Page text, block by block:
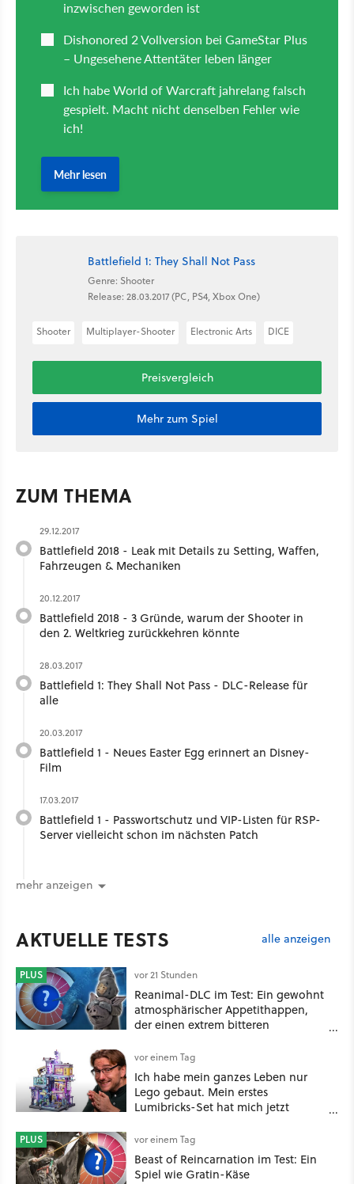
Battlefield 1: They Shall Not Pass
Genre: Shooter
Release: 28.03.2017 (PC, PS4, Xbox One)
Shooter Multiplayer-Shooter Electronic Arts DICE
Preisvergleich
Mehr zum Spiel
ZUM THEMA
29.12.2017
Battlefield 2018 - Leak mit Details zu Setting, Waffen,
Fahrzeugen & Mechaniken
20.12.2017
Battlefield 2018 - 3 Gründe, warum der Shooter in
den 2. Weltkrieg zurückkehren könnte
28.03.2017
Battlefield 1: They Shall Not Pass - DLC-Release für
alle
20.03.2017
Battlefield 1 - Neues Easter Egg erinnert an Disney-
Film
17.03.2017
Battlefield 1 - Passwortschutz und VIP-Listen für RSP-
Server vielleicht schon im nächsten Patch
mehr anzeigen
AKTUELLE TESTS alle anzeigen
PLUS vor 21 Stunden
Reanimal-DLC im Test: Ein gewohnt
atmosphärischer Appetithappen,
der einen extrem bitteren
vor einem Tag
Ich habe mein ganzes Leben nur
Lego gebaut. Mein erstes
Lumibricks-Set hat mich jetzt
Stack im Test
PLUS vor einem Tag
Beast of Reincarnation im Test: Ein
Spiel wie Gratin-Käse